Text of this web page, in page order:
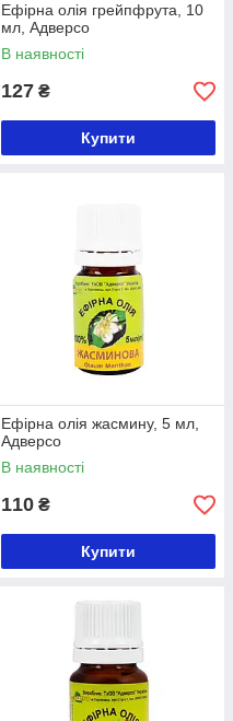
Ефірна олія грейпфрута, 10
мл, Адверсо
В наявності
127 ₴
Купити
Ефірна олія жасмину, 5 мл,
Адверсо
В наявності
110 ₴
Купити